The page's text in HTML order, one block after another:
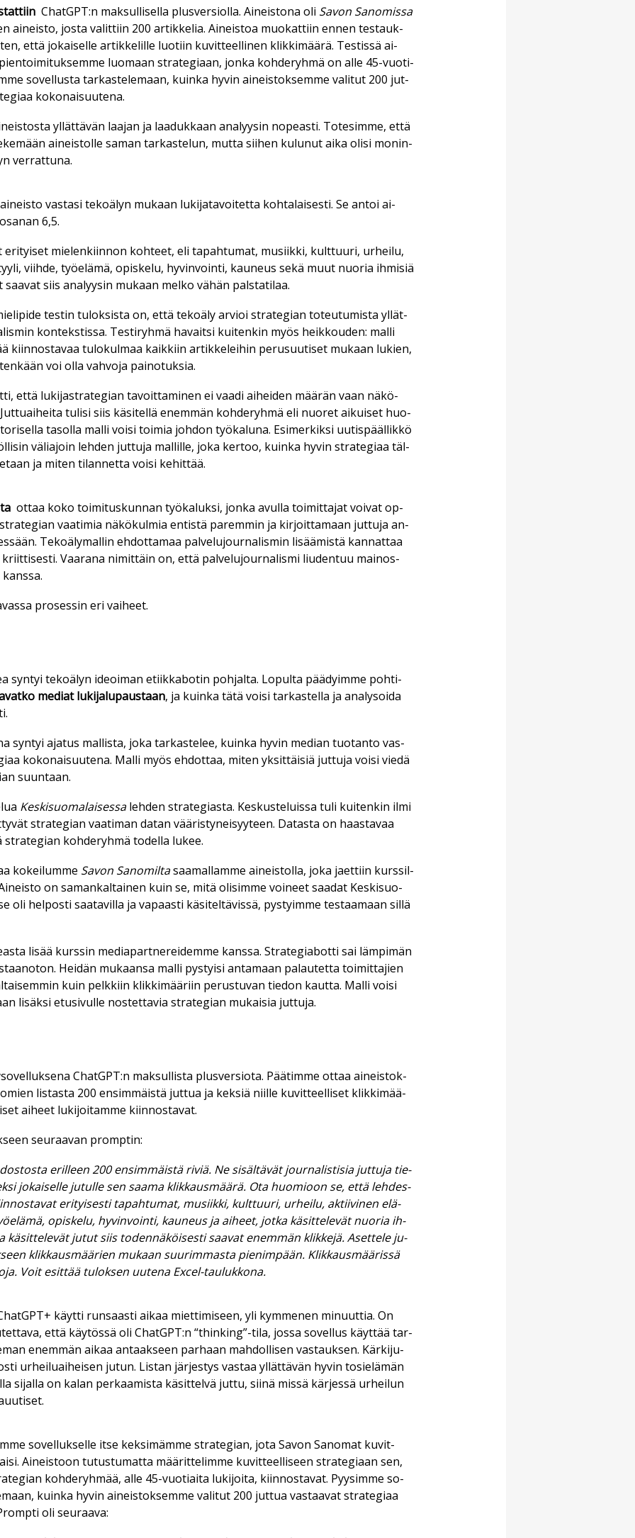
ChatGPT:n mak­sul­li­sel­la plus­ver­si­ol­la. Ai­neis­to­na oli Sa­von Sa­no­mis­sa
ai­neis­to, jos­ta va­lit­tiin 200 ar­tik­ke­lia. Ai­neis­toa muo­kat­tiin en­nen tes­tauk­
et­tä jo­kai­sel­le ar­tik­ke­lil­le luo­tiin ku­vit­teel­li­nen klik­ki­mää­rä. Tes­tis­sä ai­
luo­maan stra­te­gi­aan, jon­ka koh­de­ryh­mä on al­le 45-vuo­ti­
so­vel­lus­ta tar­kas­te­le­maan, kuin­ka hy­vin ai­neis­tok­sem­me va­li­tut 200 jut­
ko­ko­nai­suu­te­na.
yl­lät­tä­vän laa­jan ja laa­duk­kaan ana­lyy­sin no­pe­as­ti. To­te­sim­me, et­tä
ai­neis­tol­le sa­man tar­kas­te­lun, mut­ta sii­hen ku­lu­nut ai­ka oli­si mo­nin­
ver­rat­tu­na.
ai­neis­to vas­ta­si te­ko­ä­lyn mu­kaan lu­ki­ja­ta­voi­tet­ta koh­ta­lai­ses­ti. Se an­toi ai­
6,5.
eri­tyi­set mie­len­kiin­non koh­teet, eli ta­pah­tu­mat, mu­siik­ki, kult­tuu­ri, ur­hei­lu,
viih­de, työ­e­lä­mä, opis­ke­lu, hy­vin­voin­ti, kau­neus sekä muut nuo­ria ih­mi­siä
siis ana­lyy­sin mu­kaan mel­ko vä­hän pals­ta­ti­laa.
tes­tin tu­lok­sis­ta on, et­tä te­ko­ä­ly ar­vi­oi stra­te­gi­an to­teu­tu­mis­ta yl­lät­
kon­teks­tis­sa. Tes­ti­ryh­mä ha­vait­si kui­ten­kin myös heik­kou­den: mal­li
kiin­nos­ta­vaa tu­lo­kul­maa kaik­kiin ar­tik­ke­lei­hin pe­ru­suu­ti­set mu­kaan lu­kien,
voi ol­la vah­vo­ja pai­no­tuk­sia.
et­tä lu­ki­jast­ra­te­gi­an ta­voit­ta­mi­nen ei vaa­di ai­hei­den mää­rän vaan nä­kö­
tu­li­si siis kä­si­tel­lä enem­män koh­de­ryh­mä eli nuo­ret ai­kui­set huo­
ta­sol­la mal­li voi­si toi­mia joh­don työ­ka­lu­na. Esi­mer­kik­si uu­tis­pääl­lik­kö
vä­li­a­join leh­den jut­tu­ja mal­lil­le, joka ker­too, kuin­ka hy­vin stra­te­gi­aa täl­
ja mi­ten ti­lan­net­ta voi­si ke­hit­tää.
ot­taa koko toi­mi­tus­kun­nan työ­ka­luk­si, jon­ka avul­la toi­mit­ta­jat voi­vat op­
vaa­ti­mia nä­kö­kul­mia en­tis­tä pa­rem­min ja kir­joit­ta­maan jut­tu­ja an­
Te­ko­ä­ly­mal­lin eh­dot­ta­maa pal­ve­lu­jour­na­lis­min li­sää­mis­tä kan­nat­taa
Vaa­ra­na ni­mit­täin on, et­tä pal­ve­lu­jour­na­lis­mi liu­den­tuu mai­nos­
pro­ses­sin eri vai­heet.
syn­tyi te­ko­ä­lyn ide­oi­man etiik­ka­bo­tin poh­jal­ta. Lo­pul­ta pää­dyim­me poh­ti­
me­di­at lu­ki­ja­lu­paus­taan, ja kuin­ka tätä voi­si tar­kas­tel­la ja ana­ly­soi­da
syn­tyi aja­tus mal­lis­ta, joka tar­kas­te­lee, kuin­ka hy­vin me­di­an tuo­tan­to vas­
ko­ko­nai­suu­te­na. Mal­li myös eh­dot­taa, mi­ten yk­sit­täi­siä jut­tu­ja voi­si vie­dä
suun­taan.
Kes­ki­suo­ma­lai­ses­saleh­den stra­te­gi­as­ta. Kes­kus­te­luis­sa tuli kui­ten­kin il­mi
stra­te­gi­an vaa­ti­man da­tan vää­ris­ty­nei­syy­teen. Da­tas­ta on haas­ta­vaa
stra­te­gi­an koh­de­ryh­mä to­del­la lu­kee.
ko­kei­lum­me Sa­von Sa­no­mil­tasaa­mal­lam­me ai­neis­tol­la, joka ja­et­tiin kurs­sil­
on sa­man­kal­tai­nen kuin se, mitä oli­sim­me voi­neet saa­dat Kes­ki­suo­
oli hel­pos­ti saa­ta­vil­la ja va­paas­ti kä­si­tel­tä­vis­sä, pys­tyim­me tes­taa­maan sil­lä
li­sää kurs­sin me­di­a­part­ne­rei­dem­me kans­sa. Stra­te­gi­a­bot­ti sai läm­pi­män
Hei­dän mu­kaan­sa mal­li pys­tyi­si an­ta­maan pa­lau­tet­ta toi­mit­ta­jien
kuin pelk­kiin klik­ki­mää­riin pe­rus­tu­van tie­don kaut­ta. Mal­li voi­si
li­säk­si etu­si­vul­le nos­tet­ta­via stra­te­gi­an mu­kai­sia jut­tu­ja.
ChatGPT:n mak­sul­lis­ta plus­ver­si­o­ta. Pää­tim­me ot­taa ai­neis­tok­
lis­tas­ta 200 en­sim­mäis­tä jut­tua ja kek­siä niil­le ku­vit­teel­li­set klik­ki­mää­
ai­heet lu­ki­joi­tam­me kiin­nos­ta­vat.
seu­raa­van promp­tin:
eril­leen 200 en­sim­mäis­tä ri­viä. Ne si­säl­tä­vät jour­na­lis­ti­sia jut­tu­ja tie­
jo­kai­sel­le ju­tul­le sen saa­ma klik­kaus­mää­rä. Ota huo­mi­oon se, et­tä leh­des­
eri­tyi­ses­ti ta­pah­tu­mat, mu­siik­ki, kult­tuu­ri, ur­hei­lu, ak­tii­vi­nen elä­
opis­ke­lu, hy­vin­voin­ti, kau­neus ja ai­heet, jot­ka kä­sit­te­le­vät nuo­ria ih­
kä­sit­te­le­vät ju­tut siis to­den­nä­köi­ses­ti saa­vat enem­män klik­ke­jä. Aset­te­le ju­
klik­kaus­mää­rien mu­kaan suu­rim­mas­ta pie­nim­pään. Klik­kaus­mää­ris­sä
Voit esit­tää tu­lok­sen uu­te­na Ex­cel-tau­luk­ko­na.
käyt­ti run­saas­ti ai­kaa miet­ti­mi­seen, yli kym­me­nen mi­nuut­tia. On
et­tä käy­tös­sä oli ChatGPT:n “thin­king”-tila, jos­sa so­vel­lus käyt­tää tar­
enem­män ai­kaa an­taak­seen par­haan mah­dol­li­sen vas­tauk­sen. Kär­ki­ju­
ur­hei­lu­ai­hei­sen ju­tun. Lis­tan jär­jes­tys vas­taa yl­lät­tä­vän hy­vin to­sie­lä­män
si­jal­la on ka­lan per­kaa­mis­ta kä­sit­tel­vä jut­tu, sii­nä mis­sä kär­jes­sä ur­hei­lun
so­vel­luk­sel­le it­se kek­si­mäm­me stra­te­gi­an, jota Sa­von Sa­no­mat ku­vit­
Ai­neis­toon tu­tus­tu­mat­ta mää­rit­te­lim­me ku­vit­teel­li­seen stra­te­gi­aan sen,
koh­de­ryh­mää, al­le 45-vuo­ti­ai­ta lu­ki­joi­ta, kiin­nos­ta­vat. Pyy­sim­me so­
kuin­ka hy­vin ai­neis­tok­sem­me va­li­tut 200 jut­tua vas­taa­vat stra­te­gi­aa
oli seu­raa­va: